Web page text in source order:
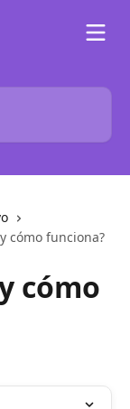
cómo funciona?
cómo